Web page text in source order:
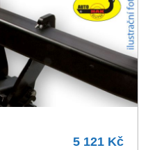
5 121 Kč